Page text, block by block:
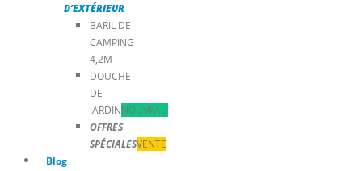
D’EXTÉRIEUR
BARIL DE
CAMPING
4,2M
DOUCHE
DE
JARDINNOUVEAU
OFFRES
SPÉCIALESVENTE
Blog